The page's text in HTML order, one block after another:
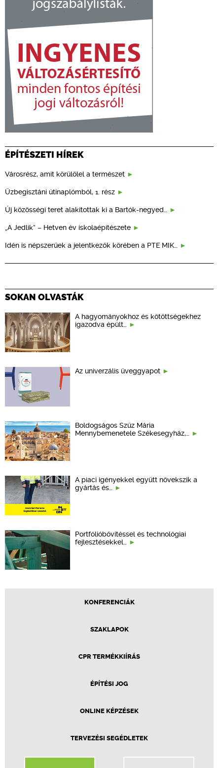
ÉPÍTÉSZETI HÍREK
Városrész, amit körülölel a természet
Üzbegisztáni útinaplómból, 1. rész
Új közösségi teret alakítottak ki a Bartók-negyed…
„A Jedlik” – Hetven év iskolaépítészete
Idén is népszerűek a jelentkezők körében a PTE MIK…
SOKAN OLVASTÁK
A hagyományokhoz és kötöttségekhez
igazodva épült…
Az univerzális üveggyapot
Boldogságos Szűz Mária
Mennybemenetele Székesegyház,…
A piaci igényekkel együtt növekszik a
gyártás és…
Portfólióbővítéssel és technológiai
fejlesztésekkel…
KONFERENCIÁK
SZAKLAPOK
CPR TERMÉKKIÍRÁS
ÉPÍTÉSI JOG
ONLINE KÉPZÉSEK
TERVEZÉSI SEGÉDLETEK